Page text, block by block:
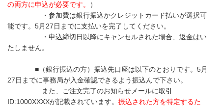
の両方に申込が必要です。
）
・参加費は銀行振込かクレジットカード払いが選択可
能です。5月27日までに支払いを完了してください。
・申込締切日以降にキャンセルされた場合、返金はい
たしません。
■（銀行振込の方）振込先口座は以下のとおりです。5月
27日までに事務局が入金確認できるよう振込んで下さい。
また、ご注文完了のお知らせメールに取引
ID:1000XXXXが記載されています。 振込された方を特定するた